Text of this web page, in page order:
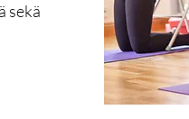
sekä